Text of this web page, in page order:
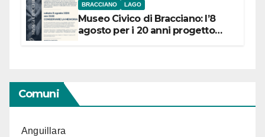
BRACCIANO LAGO
Museo Civico di Bracciano: l’8
agosto per i 20 anni progetto
Comuni
Anguillara